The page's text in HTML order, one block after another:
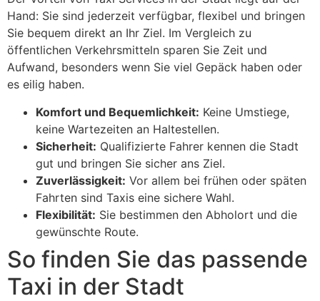
Hand: Sie sind jederzeit verfügbar, flexibel und bringen
Sie bequem direkt an Ihr Ziel. Im Vergleich zu
öffentlichen Verkehrsmitteln sparen Sie Zeit und
Aufwand, besonders wenn Sie viel Gepäck haben oder
es eilig haben.
Komfort und Bequemlichkeit: Keine Umstiege,
keine Wartezeiten an Haltestellen.
Sicherheit: Qualifizierte Fahrer kennen die Stadt
gut und bringen Sie sicher ans Ziel.
Zuverlässigkeit: Vor allem bei frühen oder späten
Fahrten sind Taxis eine sichere Wahl.
Flexibilität: Sie bestimmen den Abholort und die
gewünschte Route.
So finden Sie das passende
Taxi in der Stadt